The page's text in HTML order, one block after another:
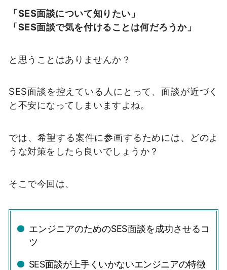
「SES面談について知りたい」
「SES面談で気を付けることは何だろうか」
と思うことはありませんか？
SES面談を控えている人にとって、面談が近づく
と不安になってしまいますよね。
では、希望する案件に参画するためには、どのよ
うな対策をしたら良いでしょうか？
そこで今回は、
エンジニアのためのSES面談を成功させるコ
ツ
SES面談が上手くいかないエンジニアの特徴